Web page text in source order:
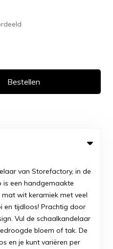
Bestellen
van Storefactory, in de
is een handgemaakte
wit keramiek met veel
en tijdloos! Prachtig door
Vul de schaalkandelaar
bloem of tak. De
en je kunt variëren per